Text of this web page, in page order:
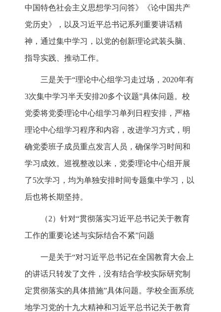
中国特色社会主义思想学习问答》《论中国共产
党历史》，以及习近平总书记系列重要讲话精
神，通过集中学习，以党的创新理论武装头脑、
指导实践、推动工作。
三是关于“理论中心组学习走过场，2020年有
3次集中学习半天安排20多个议题”具体问题。校
党委将党委理论中心组学习单列日程安排，严格
理论中心组学习程序和内容，改进学习方式，明
确党委班子成员重点发言人员，确保学习时间和
学习成效。巡视整改以来，党委理论中心组开展
了5次学习，均为单独安排时间专题集中学习，以
后也将长期坚持。
（2）针对“贯彻落实习近平总书记关于教育
工作的重要论述与实际结合不紧”问题
一是关于“对习近平总书记在全国教育大会上
的讲话只转发了文件，没有结合学校实际研究制
定贯彻落实的具体措施”具体问题。学校全面系统
地学习党的十九大精神和习近平总书记关于教育